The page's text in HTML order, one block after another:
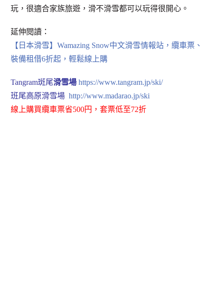
玩，很適合家族旅遊，滑不滑雪都可以玩得很開心。
延伸閱讀：
【日本滑雪】Wamazing Snow中文滑雪情報站，纜車票、
裝備租借6折起，輕鬆線上購
Tangram斑尾滑雪場 https://www.tangram.jp/ski/
班尾高原滑雪場 http://www.madarao.jp/ski
線上購買纜車票省500円，套票低至72折